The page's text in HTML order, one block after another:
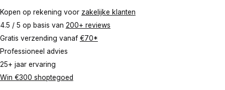
Kopen op rekening voor zakelijke klanten
4.5 / 5 op basis van 200+ reviews
Gratis verzending vanaf €70*
Professioneel advies
25+ jaar ervaring
Win €300 shoptegoed